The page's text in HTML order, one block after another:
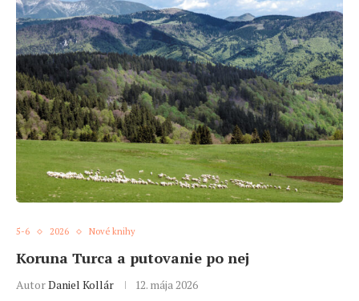
5-6 2026 Nové knihy
Koruna Turca a putovanie po nej
AutorDaniel Kollár 12. mája 2026